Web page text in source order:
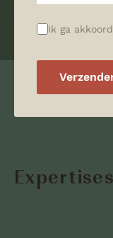
Ik ga
Expertises